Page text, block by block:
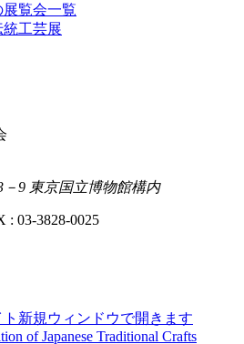
覧会一覧
統工芸展
9 東京国立博物館構内
03-3828-0025
新規ウィンドウで開きます
ofJapanese Traditional Crafts